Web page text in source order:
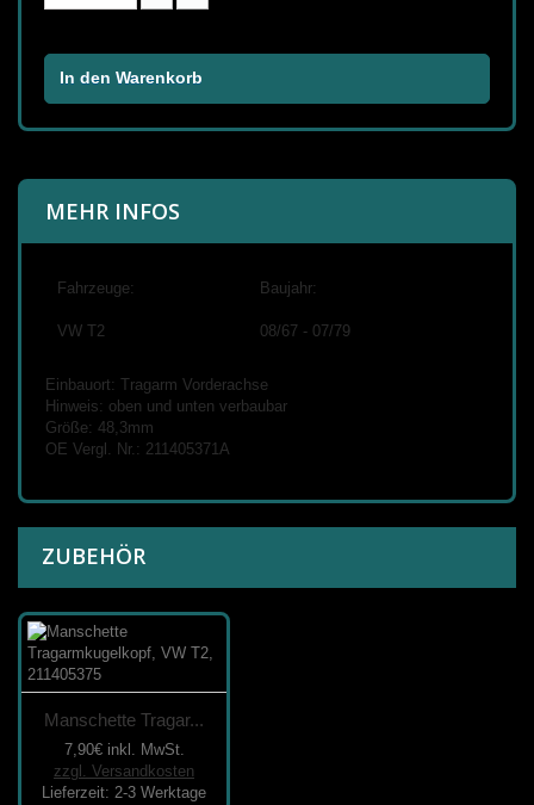
In den Warenkorb
MEHR INFOS
Fahrzeuge: Baujahr:
VW T2 08/67 - 07/79
Einbauort: Tragarm Vorderachse
Hinweis: oben und unten verbaubar
Größe: 48,3mm
OE Vergl. Nr.: 211405371A
ZUBEHÖR
Manschette Tragar...
7,90€ inkl. MwSt.
zzgl. Versandkosten
Lieferzeit: 2-3 Werktage